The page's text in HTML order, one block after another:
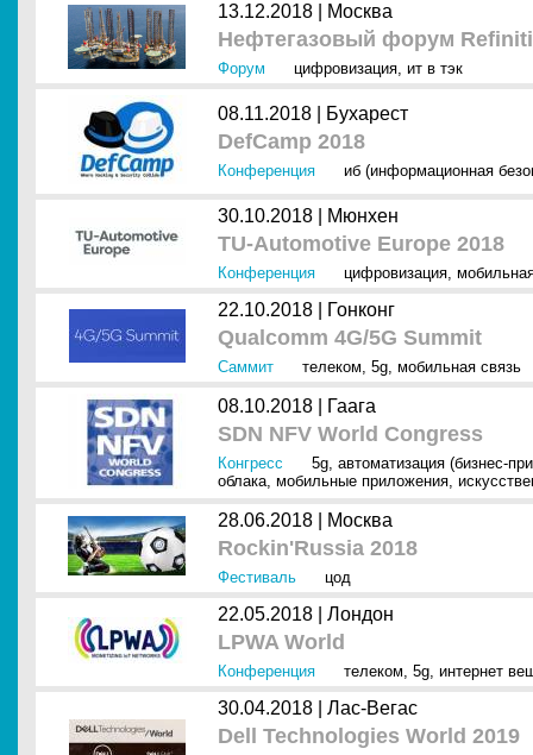
13.12.2018 | Москва
Нефтегазовый форум
Форум цифровизация, ит в тэк
08.11.2018 | Бухарест
DefCamp 2018
Конференция иб (информационная
30.10.2018 | Мюнхен
TU-Automotive Europe 2018
Конференция цифровизация,
22.10.2018 | Гонконг
Qualcomm 4G/5G Summit
Саммит телеком, 5g, мобильная связь
08.10.2018 | Гаага
SDN NFV World Congress
Конгресс 5g, автоматизация (бизнес-
облака, мобильные приложения,
28.06.2018 | Москва
Rockin'Russia 2018
Фестиваль цод
22.05.2018 | Лондон
LPWA World
Конференция телеком, 5g, интернет
30.04.2018 | Лас-Вегас
Dell Technologies World 2019